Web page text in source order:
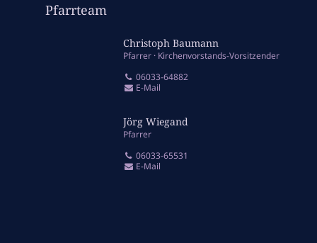
Pfarrteam
Christoph Baumann
Pfarrer Kirchenvorstands-Vorsitzender
06033-64882
E-Mail
Jörg Wiegand
Pfarrer
06033-65531
E-Mail